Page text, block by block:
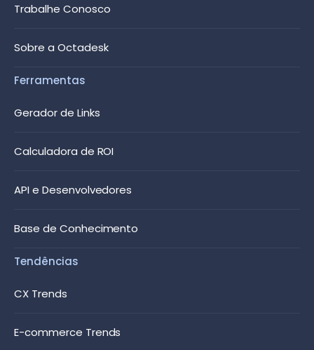
Trabalhe Conosco
Sobre a Octadesk
Ferramentas
Gerador de Links
Calculadora de ROI
API e Desenvolvedores
Base de Conhecimento
Tendências
CX Trends
E-commerce Trends